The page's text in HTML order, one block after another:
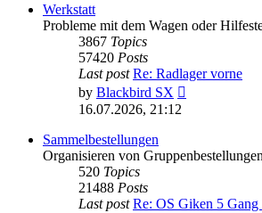
Werkstatt
Probleme mit dem Wagen oder
3867 Topics
57420 Posts
Last post Re: Radlager vorne
by Blackbird SX
16.07.2026, 21:12
Sammelbestellungen
Organisieren von Gruppenbestellungen
520 Topics
21488 Posts
Last post Re: OS Giken 5 Gang